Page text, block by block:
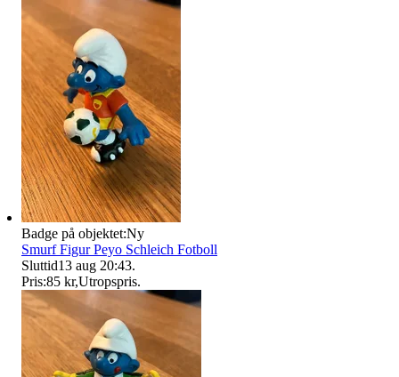
Badge på objektet:Ny
Smurf Figur Peyo Schleich Fotboll
Sluttid13 aug 20:43.
Pris:85 kr,Utropspris.